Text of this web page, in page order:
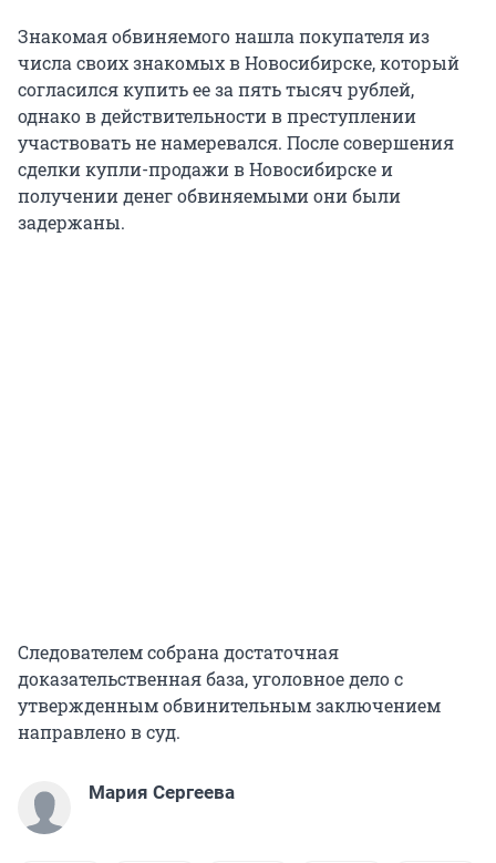
Знакомая обвиняемого нашла покупателя из
числа своих знакомых в Новосибирске, который
согласился купить ее за пять тысяч рублей,
однако в действительности в преступлении
участвовать не намеревался. После совершения
сделки купли-продажи в Новосибирске и
получении денег обвиняемыми они были
задержаны.
Следователем собрана достаточная
доказательственная база, уголовное дело с
утвержденным обвинительным заключением
направлено в суд.
Мария Сергеева